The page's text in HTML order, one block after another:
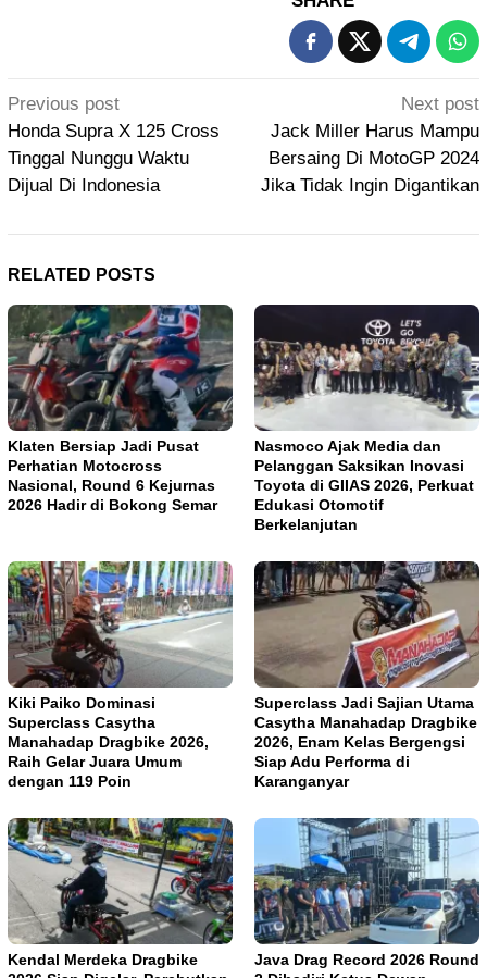
Post
navigation
Previous post
Honda Supra X 125 Cross
Tinggal Nunggu Waktu
Dijual Di Indonesia
Next post
Jack Miller Harus Mampu
Bersaing Di MotoGP 2024
Jika Tidak Ingin Digantikan
RELATED POSTS
Klaten Bersiap Jadi Pusat
Perhatian Motocross
Nasional, Round 6 Kejurnas
2026 Hadir di Bokong Semar
Nasmoco Ajak Media dan
Pelanggan Saksikan Inovasi
Toyota di GIIAS 2026, Perkuat
Edukasi Otomotif
Berkelanjutan
Kiki Paiko Dominasi
Superclass Casytha
Manahadap Dragbike 2026,
Raih Gelar Juara Umum
dengan 119 Poin
Superclass Jadi Sajian Utama
Casytha Manahadap Dragbike
2026, Enam Kelas Bergengsi
Siap Adu Performa di
Karanganyar
Kendal Merdeka Dragbike
Java Drag Record 2026 Round